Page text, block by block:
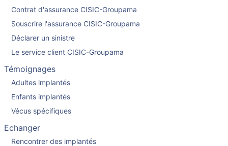
Contrat d'assurance CISIC-Groupama
Souscrire l'assurance CISIC-Groupama
Déclarer un sinistre
Le service client CISIC-Groupama
Témoignages
Adultes implantés
Enfants implantés
Vécus spécifiques
Echanger
Rencontrer des implantés